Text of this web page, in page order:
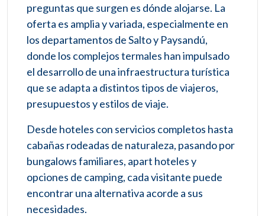
preguntas que surgen es dónde alojarse. La
oferta es amplia y variada, especialmente en
los departamentos de Salto y Paysandú,
donde los complejos termales han impulsado
el desarrollo de una infraestructura turística
que se adapta a distintos tipos de viajeros,
presupuestos y estilos de viaje.
Desde hoteles con servicios completos hasta
cabañas rodeadas de naturaleza, pasando por
bungalows familiares, apart hoteles y
opciones de camping, cada visitante puede
encontrar una alternativa acorde a sus
necesidades.